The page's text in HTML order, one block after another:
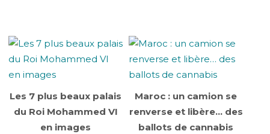
Les 7 plus beaux palais
du Roi Mohammed VI
en images
Maroc : un camion se
renverse et libère… des
ballots de cannabis